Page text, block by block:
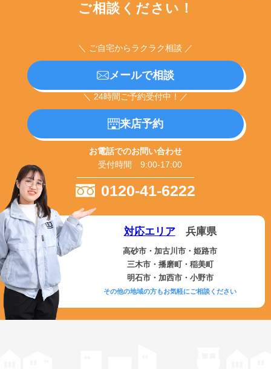
ご相談ください！
＼ ご自宅からラクラク相談 ／
メールで相談
＼ 24時間ご予約受付中！／
来店予約
お電話でのお問い合わせ
受付時間 9:00-17:00
0120-41-6222
対応エリア兵庫県
高砂市・加古川市・姫路市
三木市・播磨町・稲美町
明石市・加西市・小野市
その他の地域の方もお気軽にご相談ください